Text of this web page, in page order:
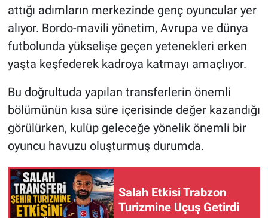
attığı adımların merkezinde genç oyuncular yer
alıyor. Bordo-mavili yönetim, Avrupa ve dünya
futbolunda yükselişe geçen yetenekleri erken
yaşta keşfederek kadroya katmayı amaçlıyor.
Bu doğrultuda yapılan transferlerin önemli
bölümünün kısa süre içerisinde değer kazandığı
görülürken, kulüp geleceğe yönelik önemli bir
oyuncu havuzu oluşturmuş durumda.
Salah Etkisi Trabzon
Turizmine Uçuş Getirdi